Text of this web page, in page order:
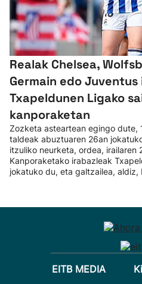
Realak Chelsea,
Germain edo
Txapeldunen Ligako
kanporaketan
Zozketa asteartean egingo dute,
taldeak abuztuaren 26an
itzuliko neurketa, ordea, irailaren
Kanporaketako irabazleak
jokatuko du, eta galtzailea, aldiz,
EITB MEDIA